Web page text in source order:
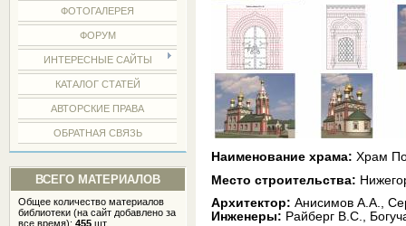
ФОТОГАЛЕРЕЯ
ФОРУМ
ИНТЕРЕСНЫЕ САЙТЫ
КАТАЛОГ СТАТЕЙ
АВТОРСКИЕ ПРАВА
ОБРАТНАЯ СВЯЗЬ
ВСЕГО МАТЕРИАЛОВ
Общее количество материалов
библиотеки (на сайт добавлено за
все время):455 шт.
Наименование храма: Храм
Место строительства:
Архитектор: Анисимов А.А.,
Инженеры: Райберг В.С.,